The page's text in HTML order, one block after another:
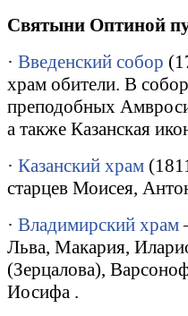
Святыни Оптиной
· Введенский собор
храм обители. В
преподобных
а также Казанская
· Казанский храм
старцев Моисея,
· Владимирский храм
Льва, Макария,
(Зерцалова),
Иосифа .